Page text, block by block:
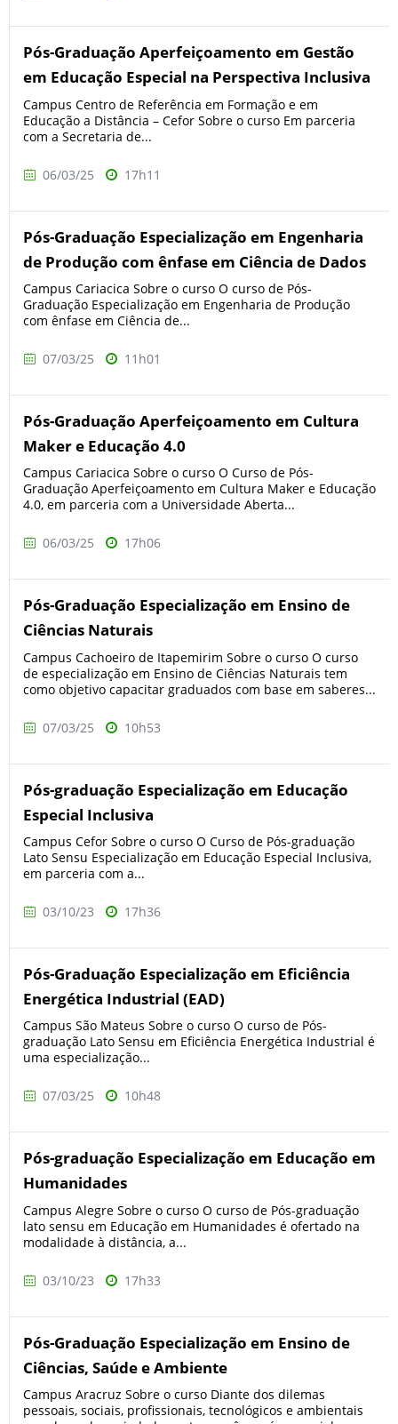
Pós-Graduação Aperfeiçoamento em Gestão
em Educação Especial na Perspectiva Inclusiva
Campus Centro de Referência em Formação e em
Educação a Distância – Cefor Sobre o curso Em parceria
com a Secretaria de...
06/03/25 17h11
Pós-Graduação Especialização em Engenharia
de Produção com ênfase em Ciência de Dados
Campus Cariacica Sobre o curso O curso de Pós-
Graduação Especialização em Engenharia de Produção
com ênfase em Ciência de...
07/03/25 11h01
Pós-Graduação Aperfeiçoamento em Cultura
Maker e Educação 4.0
Campus Cariacica Sobre o curso O Curso de Pós-
Graduação Aperfeiçoamento em Cultura Maker e Educação
4.0, em parceria com a Universidade Aberta...
06/03/25 17h06
Pós-Graduação Especialização em Ensino de
Ciências Naturais
Campus Cachoeiro de Itapemirim Sobre o curso O curso
de especialização em Ensino de Ciências Naturais tem
como objetivo capacitar graduados com base em saberes...
07/03/25 10h53
Pós-graduação Especialização em Educação
Especial Inclusiva
Campus Cefor Sobre o curso O Curso de Pós-graduação
Lato Sensu Especialização em Educação Especial Inclusiva,
em parceria com a...
03/10/23 17h36
Pós-Graduação Especialização em Eficiência
Energética Industrial (EAD)
Campus São Mateus Sobre o curso O curso de Pós-
graduação Lato Sensu em Eficiência Energética Industrial é
uma especialização...
07/03/25 10h48
Pós-graduação Especialização em Educação em
Humanidades
Campus Alegre Sobre o curso O curso de Pós-graduação
lato sensu em Educação em Humanidades é ofertado na
modalidade à distância, a...
03/10/23 17h33
Pós-Graduação Especialização em Ensino de
Ciências, Saúde e Ambiente
Campus Aracruz Sobre o curso Diante dos dilemas
pessoais, sociais, profissionais, tecnológicos e ambientais